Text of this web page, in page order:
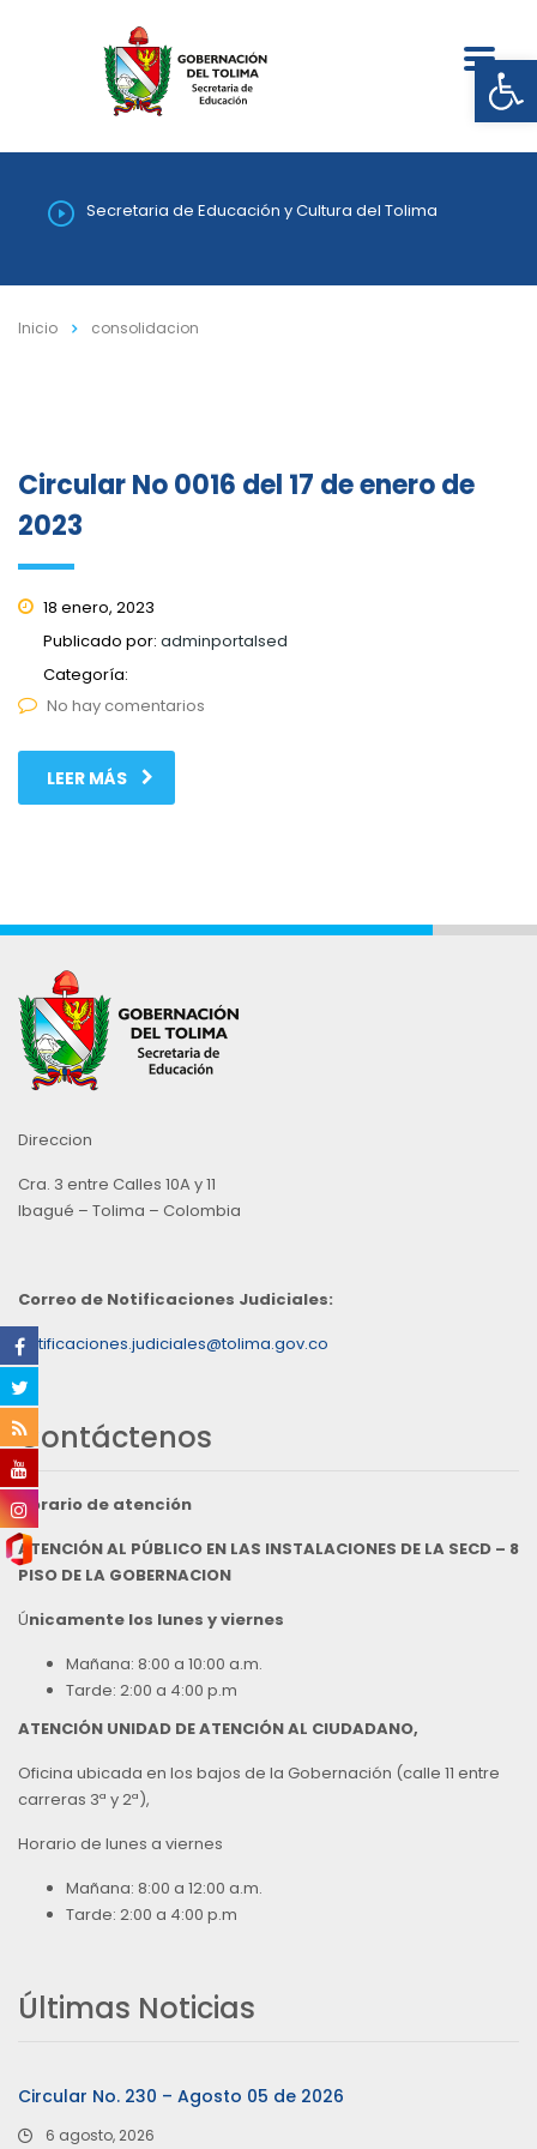
Secretaria de Educación y Cultura del Tolima
Inicio consolidacion
Circular No 0016 del 17 de enero de
2023
18 enero, 2023
Publicado por: adminportalsed
Categoría:
No hay comentarios
LEER MÁS
Direccion
Cra. 3 entre Calles 10A y 11
Ibagué – Tolima – Colombia
Correo de Notificaciones Judiciales:
notificaciones.judiciales@tolima.gov.co
Contáctenos
Horario de atención
ATENCIÓN AL PÚBLICO EN LAS INSTALACIONES DE LA SECD – 8
PISO DE LA GOBERNACION
Únicamente los lunes y viernes
Mañana: 8:00 a 10:00 a.m.
Tarde: 2:00 a 4:00 p.m
ATENCIÓN UNIDAD DE ATENCIÓN AL CIUDADANO,
Oficina ubicada en los bajos de la Gobernación (calle 11 entre
carreras 3ª y 2ª),
Horario de lunes a viernes
Mañana: 8:00 a 12:00 a.m.
Tarde: 2:00 a 4:00 p.m
Últimas Noticias
Circular No. 230 – Agosto 05 de 2026
6 agosto, 2026